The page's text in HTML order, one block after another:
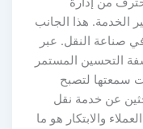
هذا الجانب
صناعة النقل. عبر
التحسين المستمر
لتصبح
عن خدمة نقل
والابتكار هو ما